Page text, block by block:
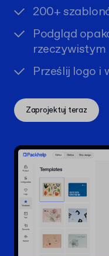
200+
Podgląd
rzeczywistym
Prześlij logo i
Zaprojektuj teraz